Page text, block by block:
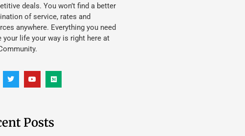
deals. You won’t find a better
of service, rates and
anywhere. Everything you need
your life your way is right here at
Posts